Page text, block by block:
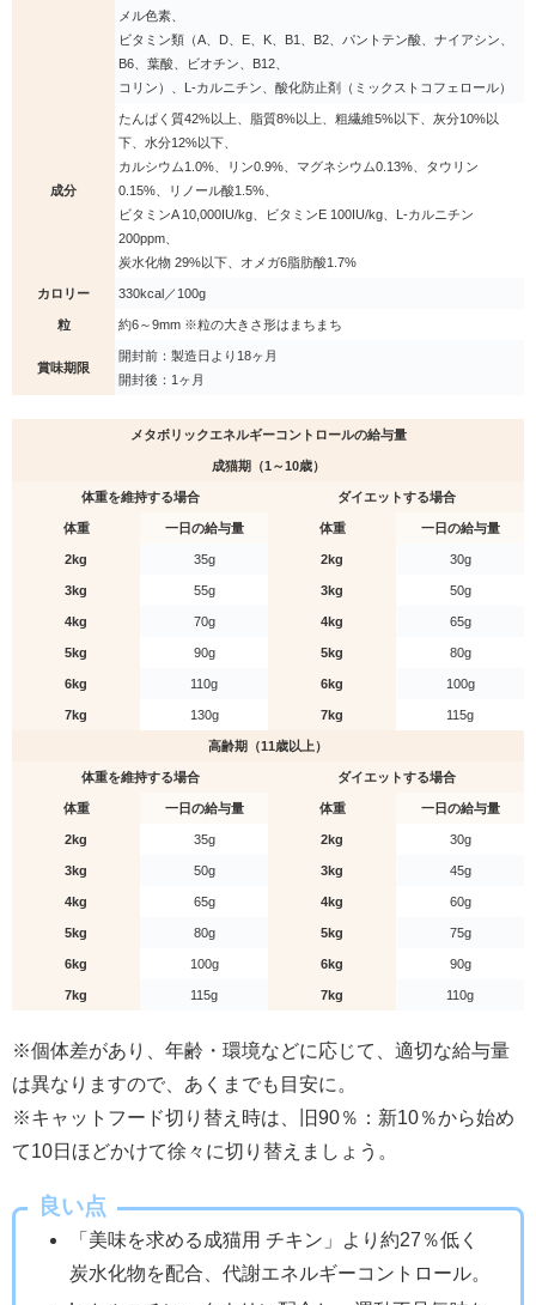
メル色素、
ビタミン類（A、D、E、K、B1、B2、パントテン酸、ナイアシン、
B6、葉酸、ビオチン、B12、
コリン）、L-カルニチン、酸化防止剤（ミックストコフェロール）
成分
たんぱく質42%以上、脂質8%以上、粗繊維5%以下、灰分10%以
下、水分12%以下、
カルシウム1.0%、リン0.9%、マグネシウム0.13%、タウリン
0.15%、リノール酸1.5%、
ビタミンA 10,000IU/kg、ビタミンE 100IU/kg、L-カルニチン
200ppm、
炭水化物 29%以下、オメガ6脂肪酸1.7%
カロリー 330kcal／100g
粒 約6～9mm ※粒の大きさ形はまちまち
賞味期限
開封前：製造日より18ヶ月
開封後：1ヶ月
メタボリックエネルギーコントロールの給与量
成猫期（1～10歳）
体重を維持する場合 ダイエットする場合
体重 一日の給与量 体重 一日の給与量
2kg 35g 2kg 30g
3kg 55g 3kg 50g
4kg 70g 4kg 65g
5kg 90g 5kg 80g
6kg 110g 6kg 100g
7kg 130g 7kg 115g
高齢期（11歳以上）
体重を維持する場合 ダイエットする場合
体重 一日の給与量 体重 一日の給与量
2kg 35g 2kg 30g
3kg 50g 3kg 45g
4kg 65g 4kg 60g
5kg 80g 5kg 75g
6kg 100g 6kg 90g
7kg 115g 7kg 110g
※個体差があり、年齢・環境などに応じて、適切な給与量
は異なりますので、あくまでも目安に。
※キャットフード切り替え時は、旧90％：新10％から始め
て10日ほどかけて徐々に切り替えましょう。
良い点
「美味を求める成猫用 チキン」より約27％低く
炭水化物を配合、代謝エネルギーコントロール。